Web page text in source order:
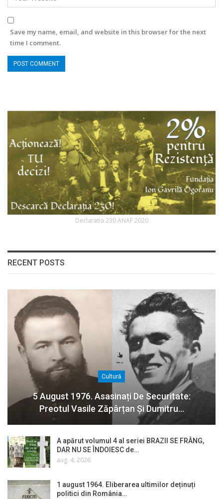
Save my name, email, and website in this browser for the next
time I comment.
Declaratia 230 ANAF 2020
RECENT POSTS
Cultură
5 August 1976. Asasinați De Securitate:
Preotul Vasile Zăpârțan Și Dumitru…
A apărut volumul 4 al seriei BRAZII SE FRÂNG,
DAR NU SE ÎNDOIESC de…
aug. 4, 2026
1 august 1964. Eliberarea ultimilor deținuți
politici din România…